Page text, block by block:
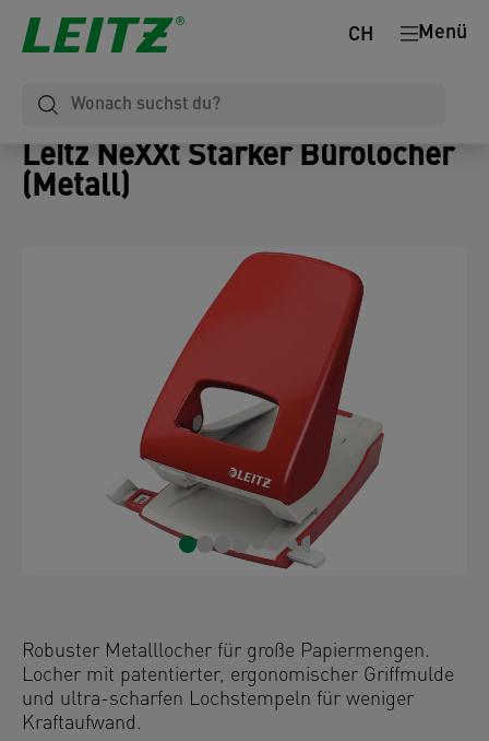
Menü
CH
Leitz NeXXt Starker Bürolocher
(Metall)
Robuster Metalllocher für große Papiermengen.
Locher mit patentierter, ergonomischer Griffmulde
und ultra-scharfen Lochstempeln für weniger
Kraftaufwand.